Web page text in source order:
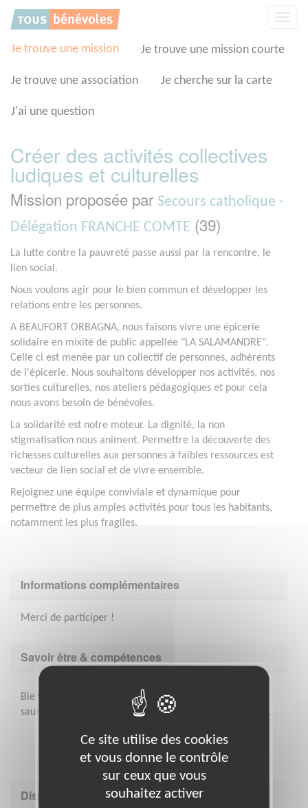
Je trouve une mission Je trouve une mission courte
Je trouve une association Je cherche sur la carte
J'ai une question
Créer des activités collectives
ludiques et culturelles
Mission proposée par Secours catholique -
Délégation FRANCHE COMTE (39)
La lutte contre la pauvreté passe aussi par la rencontre, le
lien social.
Nous voulons agir pour le bien commun et développer les
relations entre les personnes.
A BEAUFORT ORBAGNA, nous faisons vivre une épicerie
solidaire en mixité de public appellée "LA SALAMANDRE".
Celle ci est menée par un collectif de personnes, adhérents
de l'épicerie. Nous souhaitons développer nos activités, nos
sorties culturelles, nos ateliers pédagogiques et pour cela
nous avons besoin de bénévoles.
La solidarité est notre moteur. La dignité, la non
stigmatisation nous animent. Permettre la découverte des
richesses culturelles aux personnes à faibles ressources est
vecteur de lien social et de vivre ensemble.
Rejoignez une équipe conviviale et dynamique pour
permettre de plus amples activités pour tous les habitants,
notamment les plus fragiles.
Informations complémentaires
Merci de participer !
Savoir être & compétences
Bienveillance, écoute, dynamisme et imagination. Vous
saurez travailler en équipe et vous aimez la convivialité.
Disponibilité demandée
Panneau de gestion des cookies
Ce site utilise des cookies
et vous donne le contrôle
sur ceux que vous
souhaitez activer